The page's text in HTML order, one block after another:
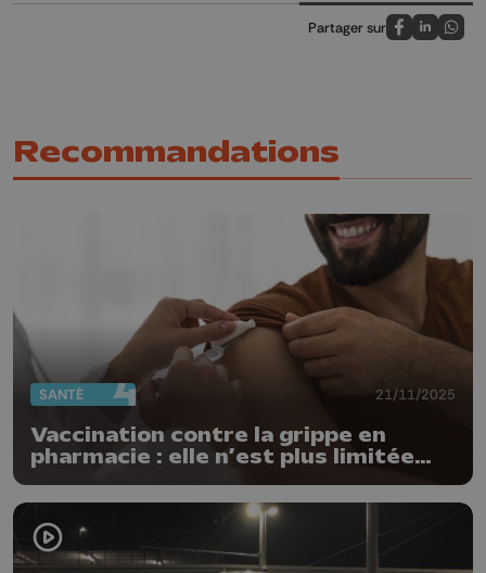
Partager sur
Partagez sur
Partagez
Recommandations
SANTÉ 21/11/2025
Vaccination contre la grippe en
pharmacie : elle n’est plus limitée